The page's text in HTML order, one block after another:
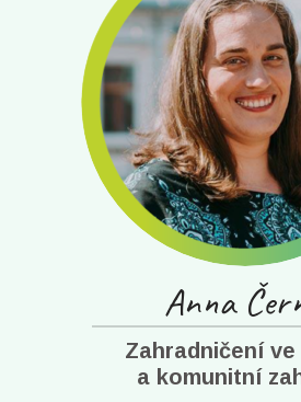
Anna
Zahradničení ve
a komunitní